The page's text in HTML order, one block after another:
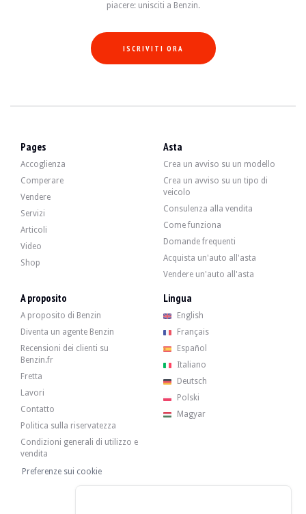
BMW M5 e28 — Venduto
BMW M5 e28 - 1988
piacere: unisciti a Benzin.
ISCRIVITI ORA
Pages
Accoglienza
Comperare
Vendere
Servizi
Articoli
Video
Shop
Asta
Crea un avviso su un modello
Crea un avviso su un tipo di
veicolo
Consulenza alla vendita
Come funziona
Domande frequenti
Acquista un'auto all'asta
Vendere un'auto all'asta
A proposito
A proposito di Benzin
Diventa un agente Benzin
Recensioni dei clienti su
Benzin.fr
Fretta
Lavori
Contatto
Politica sulla riservatezza
Condizioni generali di utilizzo e
vendita
Preferenze sui cookie
Lingua
English
Français
Español
Italiano
Deutsch
Polski
Magyar